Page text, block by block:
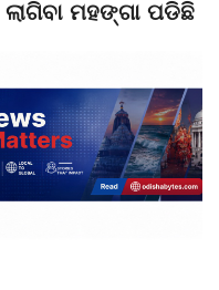
ମହଙ୍ଗା ପଡିଛି